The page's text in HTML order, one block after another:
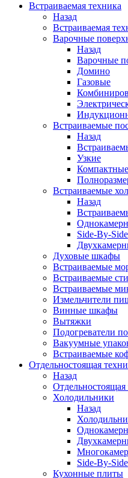
Встраиваемая техника
Назад
Встраиваемая
Варочные
Назад
Варочные
Домино
Газовые
Встраиваемые
Назад
Узкие
Компактные
Встраиваемые
Назад
Side-By-Side
Духовые шкафы
Встраиваемые
Встраиваемые
Встраиваемые
Измельчители
Винные шкафы
Вытяжки
Подогреватели
Вакуумные
Встраиваемые
Отдельностоящая
Назад
Отдельностоящая
Холодильники
Назад
Side-By-Side
Кухонные плиты